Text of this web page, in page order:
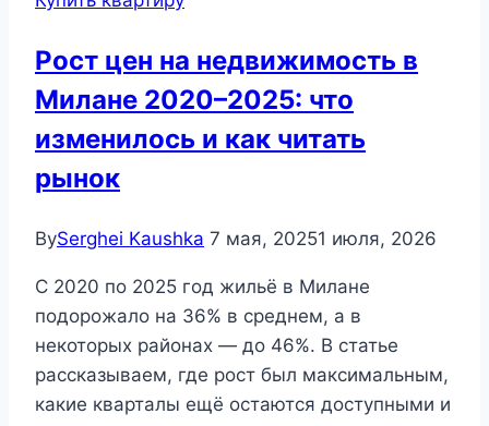
Рост цен на недвижимость в
Милане 2020–2025: что
изменилось и как читать
рынок
BySerghei Kaushka 7 мая, 20251 июля, 2026
С 2020 по 2025 год жильё в Милане
подорожало на 36% в среднем, а в
некоторых районах — до 46%. В статье
рассказываем, где рост был максимальным,
какие кварталы ещё остаются доступными и